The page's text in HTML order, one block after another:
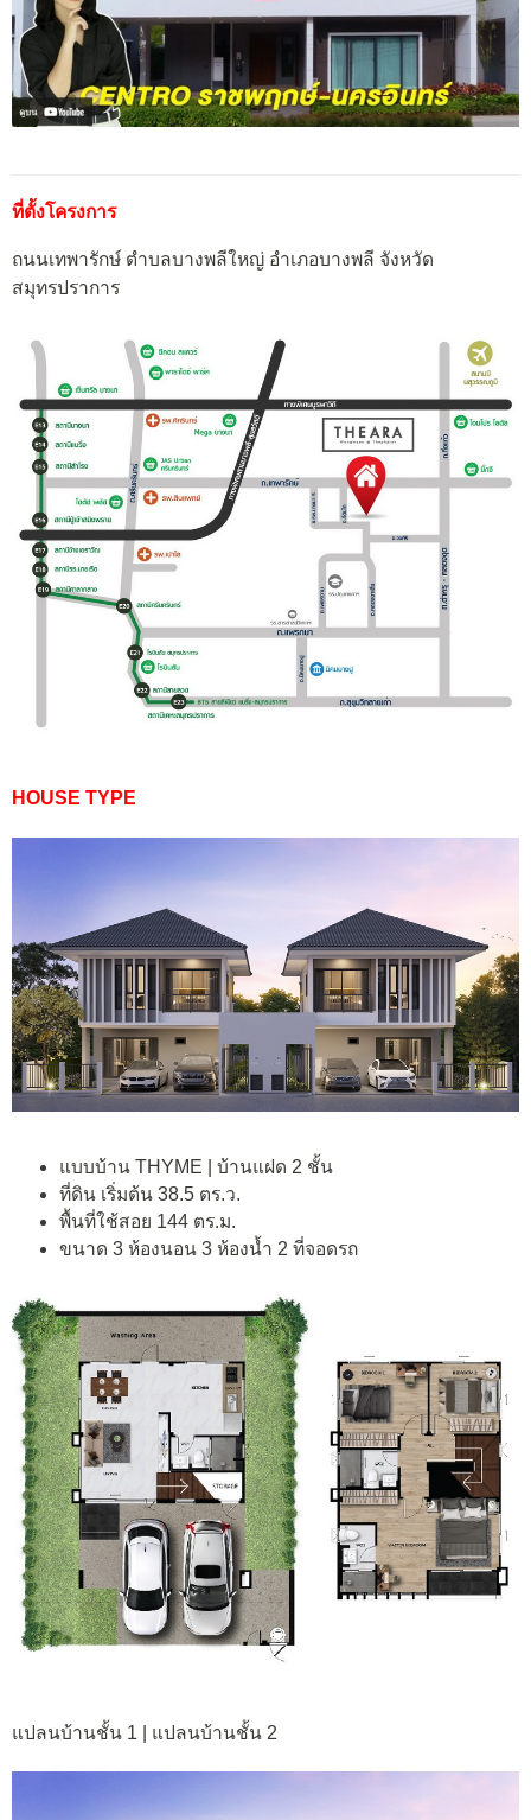
ที่ตั้งโครงการ
ถนนเทพารักษ์ ตำบลบางพลีใหญ่ อำเภอบางพลี จังหวัด
สมุทรปราการ
HOUSE TYPE
แบบบ้าน THYME | บ้านแฝด 2 ชั้น
ที่ดิน เริ่มต้น 38.5 ตร.ว.
พื้นที่ใช้สอย 144 ตร.ม.
ขนาด 3 ห้องนอน 3 ห้องน้ำ 2 ที่จอดรถ
แปลนบ้านชั้น 1 | แปลนบ้านชั้น 2